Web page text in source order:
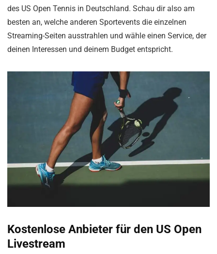
des US Open Tennis in Deutschland. Schau dir also am
besten an, welche anderen Sportevents die einzelnen
Streaming-Seiten ausstrahlen und wähle einen Service, der
deinen Interessen und deinem Budget entspricht.
Kostenlose Anbieter für den US Open
Livestream